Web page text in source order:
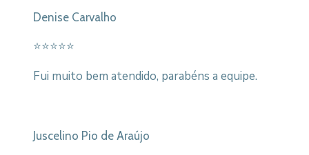
Denise Carvalho
⭐⭐⭐⭐⭐
Fui muito bem atendido, parabéns a equipe.
Juscelino Pio de Araújo